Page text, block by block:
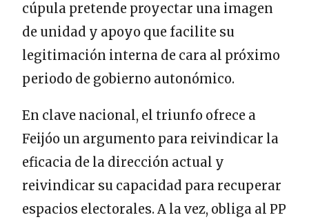
cúpula pretende proyectar una imagen
de unidad y apoyo que facilite su
legitimación interna de cara al próximo
periodo de gobierno autonómico.
En clave nacional, el triunfo ofrece a
Feijóo un argumento para reivindicar la
eficacia de la dirección actual y
reivindicar su capacidad para recuperar
espacios electorales. A la vez, obliga al PP